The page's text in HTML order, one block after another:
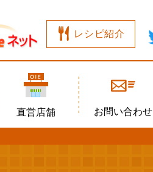
レシピ紹介
直営店舗 お問い合わせ